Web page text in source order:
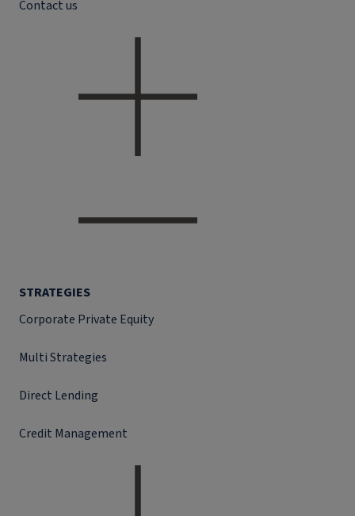
Contact us
STRATEGIES
Corporate Private Equity
Multi Strategies
Direct Lending
Credit Management